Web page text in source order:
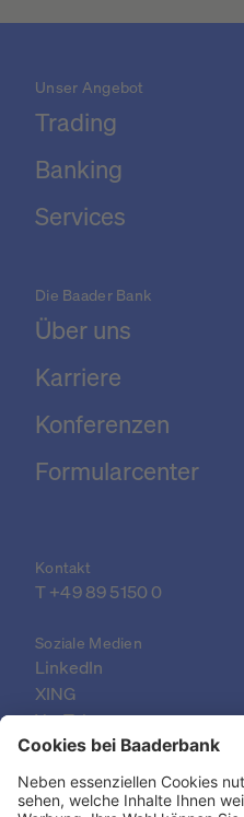
Unser Angebot
Trading
Banking
Services
Die Baader Bank
Über uns
Karriere
Konferenzen
Formularcenter
Kontakt
T +49 89 5150 0
Soziale Medien
LinkedIn
XING
YouTube